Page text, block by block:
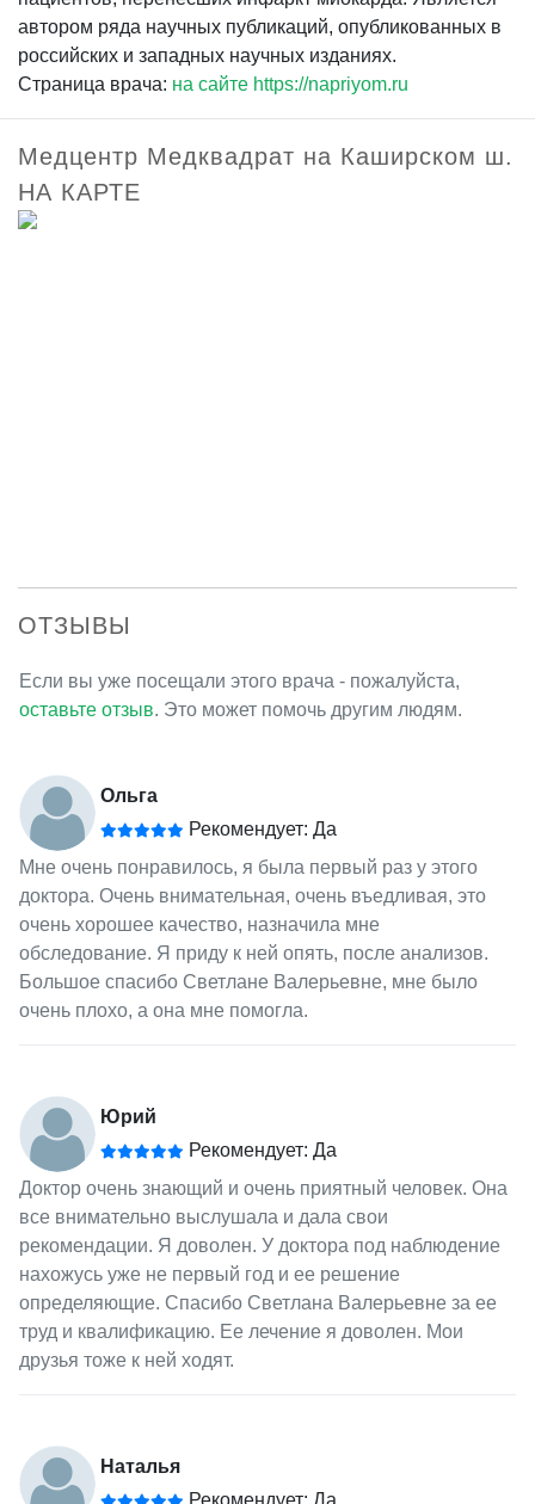
автором ряда научных публикаций, опубликованных в
российских и западных научных изданиях.
Страница врача: на сайте https://napriyom.ru
Медцентр Медквадрат на Каширском ш.
НА КАРТЕ
ОТЗЫВЫ
Если вы уже посещали этого врача - пожалуйста,
оставьте отзыв. Это может помочь другим людям.
Ольга
Рекомендует: Да
Мне очень понравилось, я была первый раз у этого
доктора. Очень внимательная, очень въедливая, это
очень хорошее качество, назначила мне
обследование. Я приду к ней опять, после анализов.
Большое спасибо Светлане Валерьевне, мне было
очень плохо, а она мне помогла.
Юрий
Рекомендует: Да
Доктор очень знающий и очень приятный человек. Она
все внимательно выслушала и дала свои
рекомендации. Я доволен. У доктора под наблюдение
нахожусь уже не первый год и ее решение
определяющие. Спасибо Светлана Валерьевне за ее
труд и квалификацию. Ее лечение я доволен. Мои
друзья тоже к ней ходят.
Наталья
Рекомендует: Да